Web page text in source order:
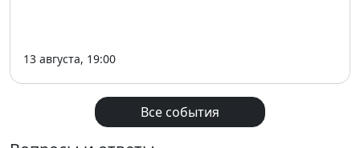
13 августа, 19:00
Все события